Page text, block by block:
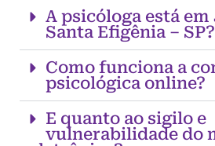
A psicóloga está
Santa Efigênia – SP?
Como funciona a
psicológica online?
E quanto ao sigilo e
vulnerabilidade do